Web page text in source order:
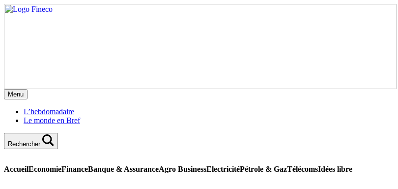
Menu
L’hebdomadaire
Le monde en Bref
Rechercher
AccueilEconomieFinanceBanque & AssuranceAgro BusinessElectricitéPétrole & GazTélécomsIdées libre